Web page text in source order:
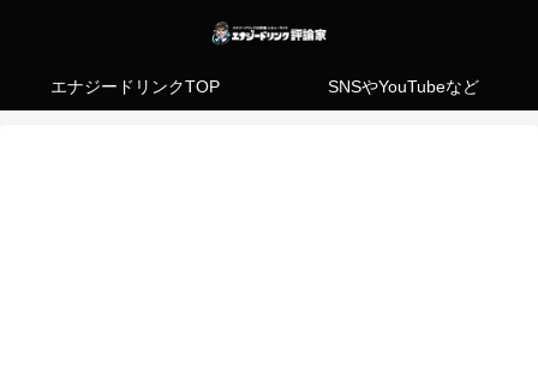
エナジードリンクTOP SNSやYouTubeなど